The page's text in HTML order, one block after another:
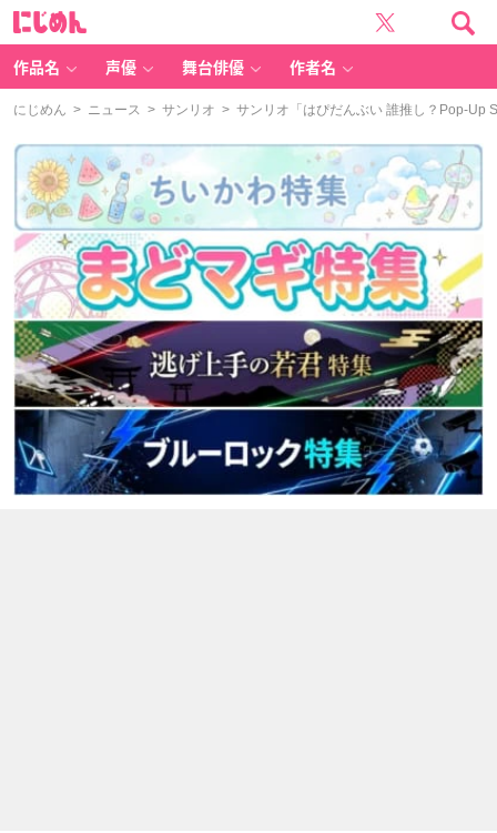
作品名 声優 舞台俳優 作者名
にじめん > ニュース > サンリオ > サンリオ「はぴだんぶい 誰推し？Pop-Up